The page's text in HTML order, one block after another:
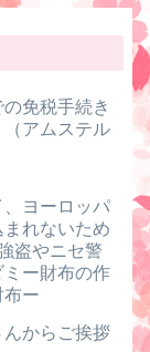
免税手続き
アムステル
ヨーロッパ
れないため
盗やニセ警
ー財布の作
布ー
んからご挨拶